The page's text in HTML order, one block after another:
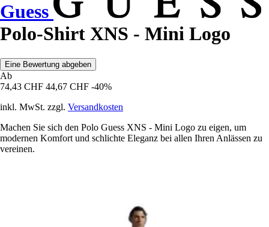
Guess
Polo-Shirt XNS - Mini Logo
Eine Bewertung abgeben
Ab
74,43 CHF 44,67 CHF -40%
inkl. MwSt. zzgl. Versandkosten
Machen Sie sich den Polo Guess XNS - Mini Logo zu eigen, um
modernen Komfort und schlichte Eleganz bei allen Ihren Anlässen zu
vereinen.